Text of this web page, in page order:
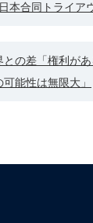
本合同トライア
との差「権利が
能性は無限大」